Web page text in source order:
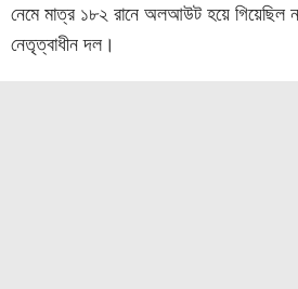
নেমে মাত্র ১৮২ রানে অলআউট হয়ে গিয়েছিল
নেতৃত্বাধীন দল।